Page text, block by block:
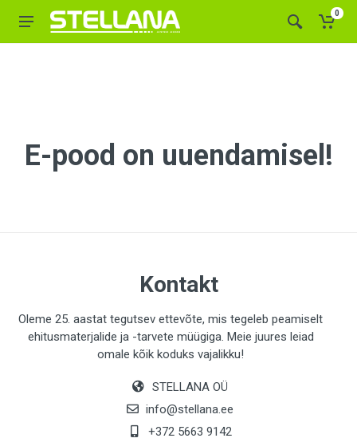
0
E-pood on uuendamisel!
Kontakt
Oleme 25. aastat tegutsev ettevõte, mis tegeleb peamiselt
ehitusmaterjalide ja -tarvete müügiga. Meie juures leiad
omale kõik koduks vajalikku!
STELLANA OÜ
info@stellana.ee
+372 5663 9142